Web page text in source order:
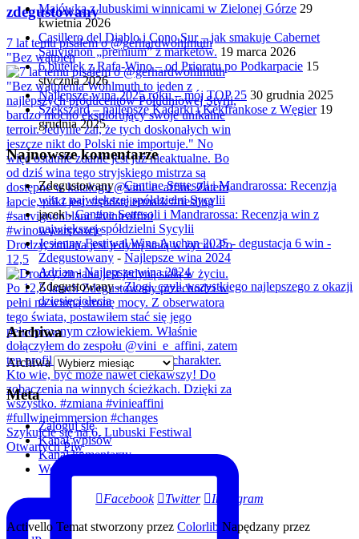
zdegustowany
7 lat temu pisałem o @gerhardwohlmuth
"Bez wątpien
Drodzy, zmiana jest jedyną stałą w życiu. Po
12,5
Szykujcie się na 6. Lubuski Festiwal
Otwartych Piw
Majówka z lubuskimi winnicami w Zielonej Górze 29
kwietnia 2026
Casillero del Diablo i Cono Sur – jak smakuje Cabernet
Sauvignon „premium” z marketów. 19 marca 2026
6 butelek z Rafa-Wino – od Prioratu po Podkarpacie 15
stycznia 2026
Najlepsze wina 2025 roku – mój TOP 25 30 grudnia 2025
Szekszárd – najlepsze Kadarki i Kékfrankose z Węgier 19
grudnia 2025
Najnowsze komentarze
Zdegustowany-Cantine Settesoli i Mandrarossa: Recenzja
win z największej spółdzielni Sycylii
jacek-Cantine Settesoli i Mandrarossa: Recenzja win z
największej spółdzielni Sycylii
Jesienny Festiwal Wina Auchan 2025 - degustacja 6 win -
Zdegustowany - Najlepsze wina 2024
Adrian-Najlepsze wina 2024
Zdegustowany-Złogi, czyli wszystkiego najlepszego z okazji
dziesięciolecia
Archiwa
Archiwa
Meta
Zaloguj się
Kanał wpisów
Kanał komentarzy
WordPress.org
Facebook Twitter Instagram
Activello Temat stworzony przez Colorlib Napędzany przez